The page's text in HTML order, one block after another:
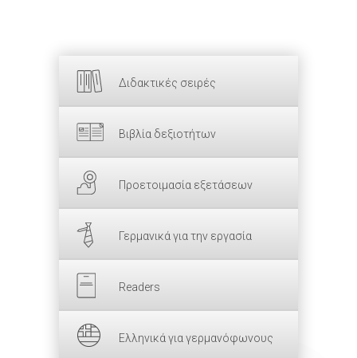
Διδακτικές σειρές
Βιβλία δεξιοτήτων
Προετοιμασία εξετάσεων
Γερμανικά για την εργασία
Readers
Ελληνικά για γερμανόφωνους